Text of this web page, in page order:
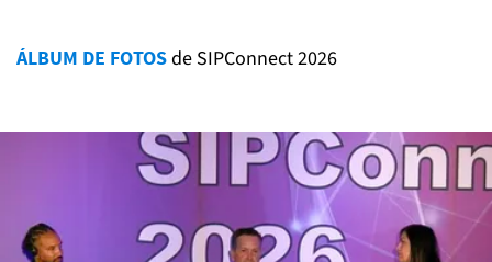
ÁLBUM DE FOTOSde SIPConnect 2026